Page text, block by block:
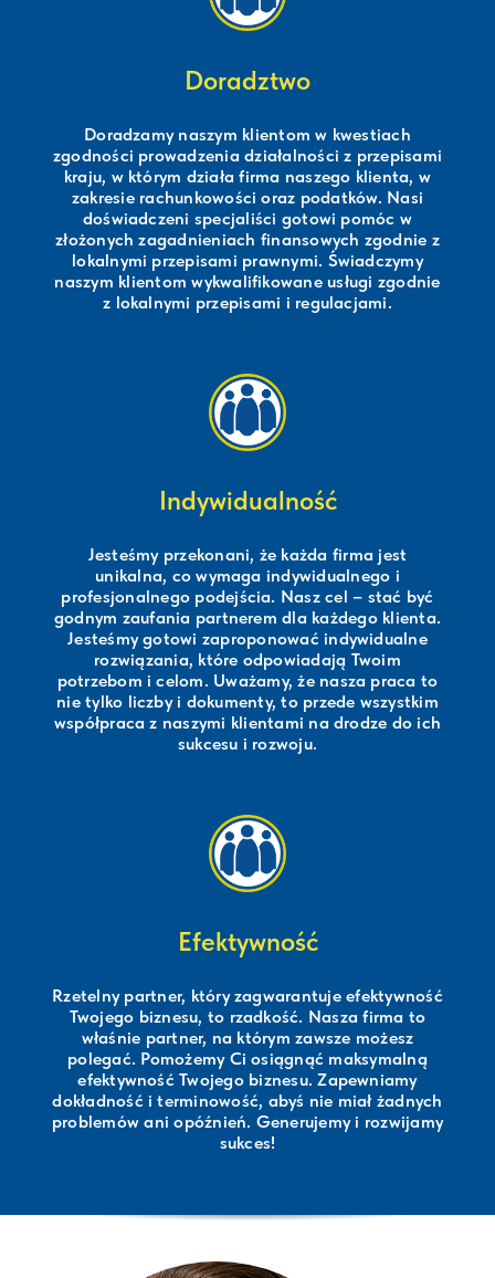
Doradztwo
Doradzamy naszym klientom w kwestiach
zgodności prowadzenia działalności z przepisami
kraju, w którym działa firma naszego klienta, w
zakresie rachunkowości oraz podatków. Nasi
doświadczeni specjaliści gotowi pomóc w
złożonych zagadnieniach finansowych zgodnie z
lokalnymi przepisami prawnymi. Świadczymy
naszym klientom wykwalifikowane usługi zgodnie
z lokalnymi przepisami i regulacjami.
Indywidualność
Jesteśmy przekonani, że każda firma jest
unikalna, co wymaga indywidualnego i
profesjonalnego podejścia. Nasz cel – stać być
godnym zaufania partnerem dla każdego klienta.
Jesteśmy gotowi zaproponować indywidualne
rozwiązania, które odpowiadają Twoim
potrzebom i celom. Uważamy, że nasza praca to
nie tylko liczby i dokumenty, to przede wszystkim
współpraca z naszymi klientami na drodze do ich
sukcesu i rozwoju.
Efektywność
Rzetelny partner, który zagwarantuje efektywność
Twojego biznesu, to rzadkość. Nasza firma to
właśnie partner, na którym zawsze możesz
polegać. Pomożemy Ci osiągnąć maksymalną
efektywność Twojego biznesu. Zapewniamy
dokładność i terminowość, abyś nie miał żadnych
problemów ani opóźnień. Generujemy i rozwijamy
sukces!